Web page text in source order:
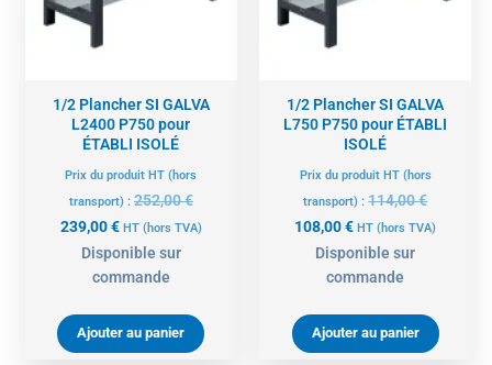
1/2 Plancher SI GALVA
L2400 P750 pour
ÉTABLI ISOLÉ
Prix du produit HT (hors
transport) : 252,00€
239,00€ HT (hors TVA)
Disponible sur
commande
Ajouter au panier
1/2 Plancher SI GALVA
L750 P750 pour ÉTABLI
ISOLÉ
Prix du produit HT (hors
transport) :114,00€
108,00€ HT (hors TVA)
Disponible sur
commande
Ajouter au panier